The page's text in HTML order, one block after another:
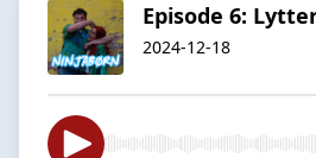
Episode 6:
2024-12-18